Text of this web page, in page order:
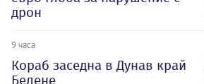
дрон
9 часа
Кораб заседна в Дунав край
Белене